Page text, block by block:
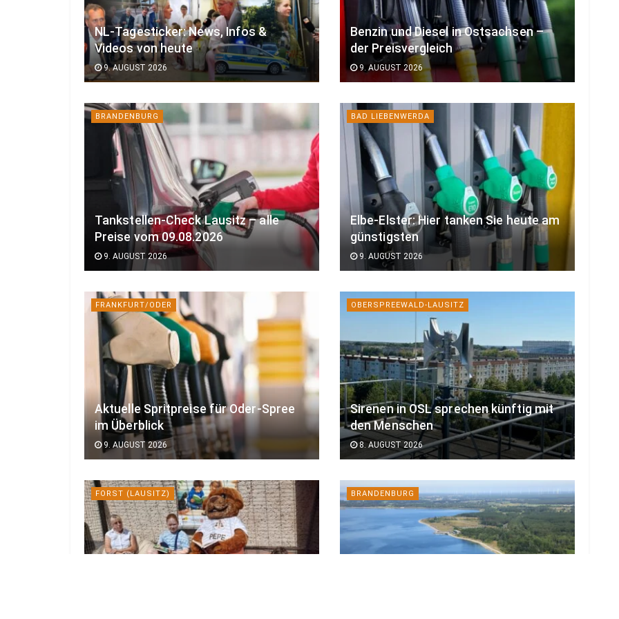
NL-Tagesticker: News, Infos &
Videos von heute
9. AUGUST 2026
Benzin und Diesel in Ostsachsen –
der Preisvergleich
9. AUGUST 2026
BRANDENBURG
Tankstellen-Check Lausitz – alle
Preise vom 09.08.2026
9. AUGUST 2026
BAD LIEBENWERDA
Elbe-Elster: Hier tanken Sie heute am
günstigsten
9. AUGUST 2026
FRANKFURT/ODER
Aktuelle Spritpreise für Oder-Spree
im Überblick
9. AUGUST 2026
OBERSPREEWALD-LAUSITZ
Sirenen in OSL sprechen künftig mit
den Menschen
8. AUGUST 2026
FORST (LAUSITZ) BRANDENBURG